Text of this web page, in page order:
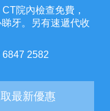
院內檢查免費，
牙。另有速遞代收
2582
最新優惠